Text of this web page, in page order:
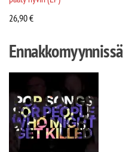
26,90€
Ennakkomyynnissä